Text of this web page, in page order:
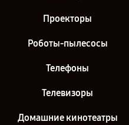
Проекторы
Роботы-пылесосы
Телефоны
Телевизоры
Домашние кинотеатры